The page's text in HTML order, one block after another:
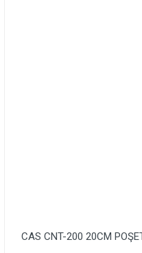
CAS CNT-200 20CM